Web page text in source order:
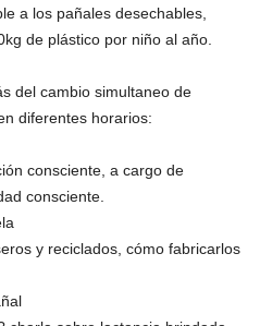
a los pañales desechables,
de plástico por niño al año.
del cambio simultaneo de
diferentes horarios:
consciente, a cargo de
consciente.
y reciclados, cómo fabricarlos